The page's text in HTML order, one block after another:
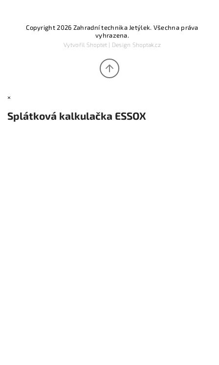
Copyright 2026 Zahradní technika Jetýlek. Všechna práva
vyhrazena.
Vytvořil Shoptet| Design Shoptak.cz
×
Splátková kalkulačka ESSOX